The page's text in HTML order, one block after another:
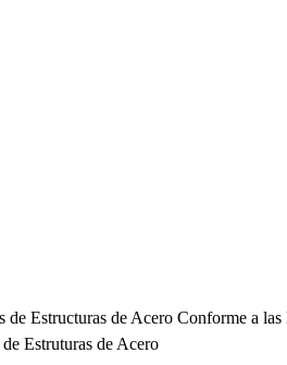
de Estructuras de Acero Conforme a las
Estruturas de Acero